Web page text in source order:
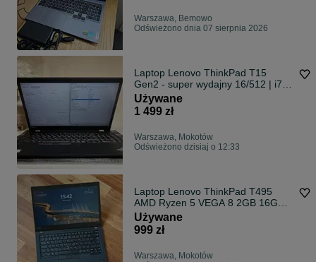
Warszawa, Bemowo
Odświeżono dnia 07 sierpnia 2026
Laptop Lenovo ThinkPad T15
Gen2 - super wydajny 16/512 | i7-
11857G | Bateria ~100% | 15,6" |
Ładowarka | Gwarancja
Używane
1 499 zł
Warszawa, Mokotów
Odświeżono dzisiaj o 12:33
Laptop Lenovo ThinkPad T495
AMD Ryzen 5 VEGA 8 2GB 16GB
DDR4 RAM 512GB SSD, kilka
godzin pracy, oryginalna ładowarka
Lenovo
Używane
999 zł
Warszawa, Mokotów